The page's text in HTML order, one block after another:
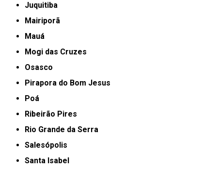
Juquitiba
Mairiporã
Mauá
Mogi das Cruzes
Osasco
Pirapora do Bom Jesus
Poá
Ribeirão Pires
Rio Grande da Serra
Salesópolis
Santa Isabel